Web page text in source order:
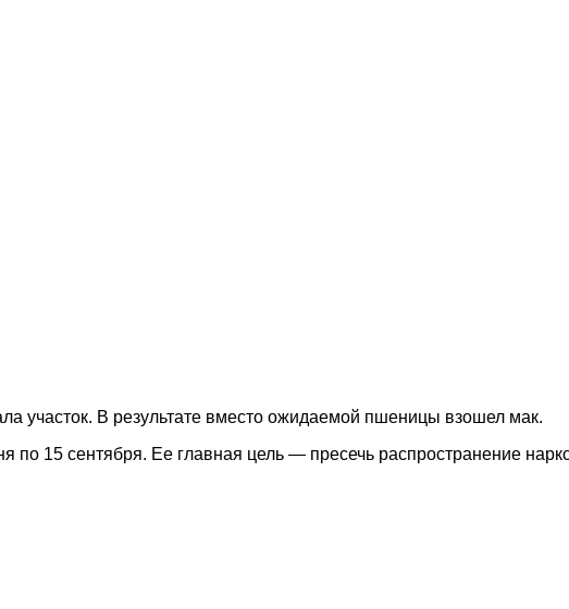
участок. В результате вместо ожидаемой пшеницы взошел мак.
по 15 сентября. Ее главная цель — пресечь распространение